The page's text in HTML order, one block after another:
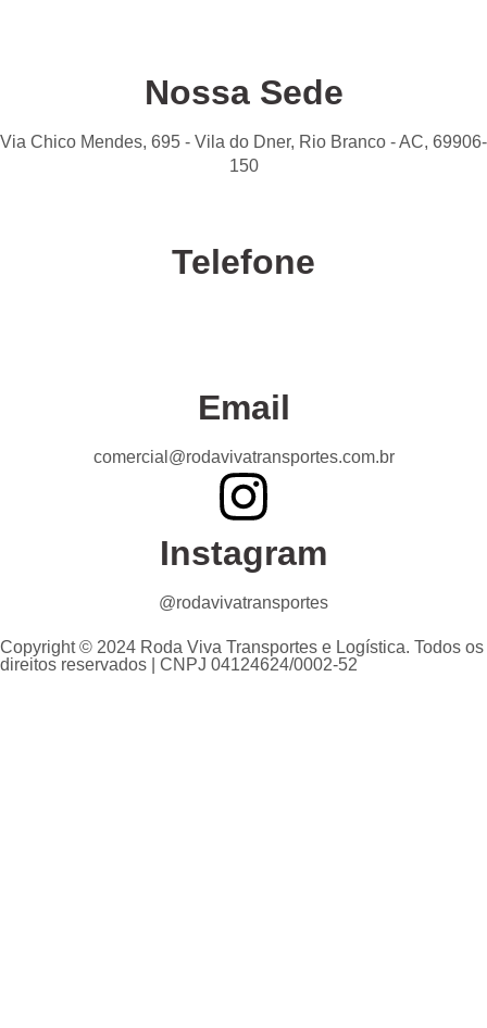
Nossa Sede
Via Chico Mendes, 695 - Vila do Dner, Rio Branco - AC, 69906-
150
Telefone
Email
comercial@rodavivatransportes.com.br
Instagram
@rodavivatransportes
Copyright © 2024 Roda Viva Transportes e Logística. Todos os
direitos reservados | CNPJ 04124624/0002-52